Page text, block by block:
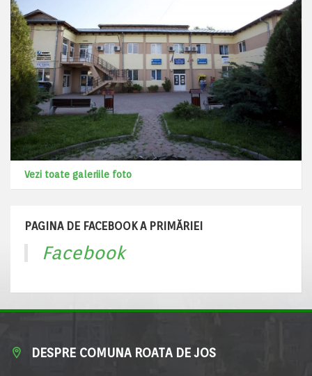
Vezi toate galeriile foto
PAGINA DE FACEBOOK A PRIMĂRIEI
Facebook
DESPRE COMUNA ROATA DE JOS